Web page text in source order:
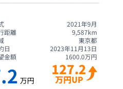
2021年9月
距離
9,587km
東京都
日
2023年11月13日
金額
1600.0万円
万円
127.2
万円UP